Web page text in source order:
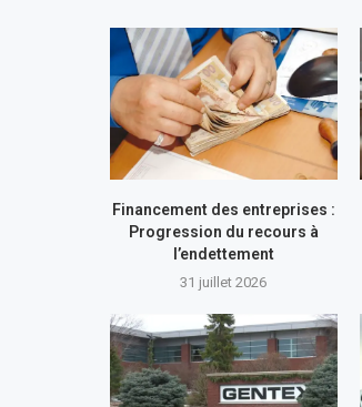
Financement des entreprises :
Progression du recours à
l’endettement
31 juillet 2026